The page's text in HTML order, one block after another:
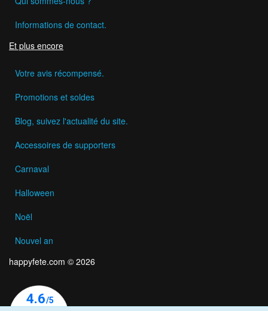
Informations de contact.
Et plus encore
Votre avis récompensé.
Promotions et soldes
Blog, suivez l'actualité du site.
Accessoires de supporters
Carnaval
Halloween
Noël
Nouvel an
happyfete.com © 2026